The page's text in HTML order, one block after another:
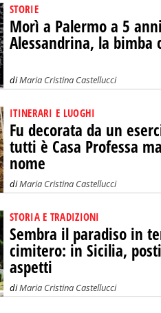
STORIE
Morì a Palermo a 5
Alessandrina, la bimba
diMaria Cristina Castellucci
ITINERARI E LUOGHI
Fu decorata da un
tutti è Casa Professa
nome
diMaria Cristina Castellucci
STORIA E TRADIZIONI
Sembra il paradiso in
cimitero: in Sicilia,
aspetti
diMaria Cristina Castellucci